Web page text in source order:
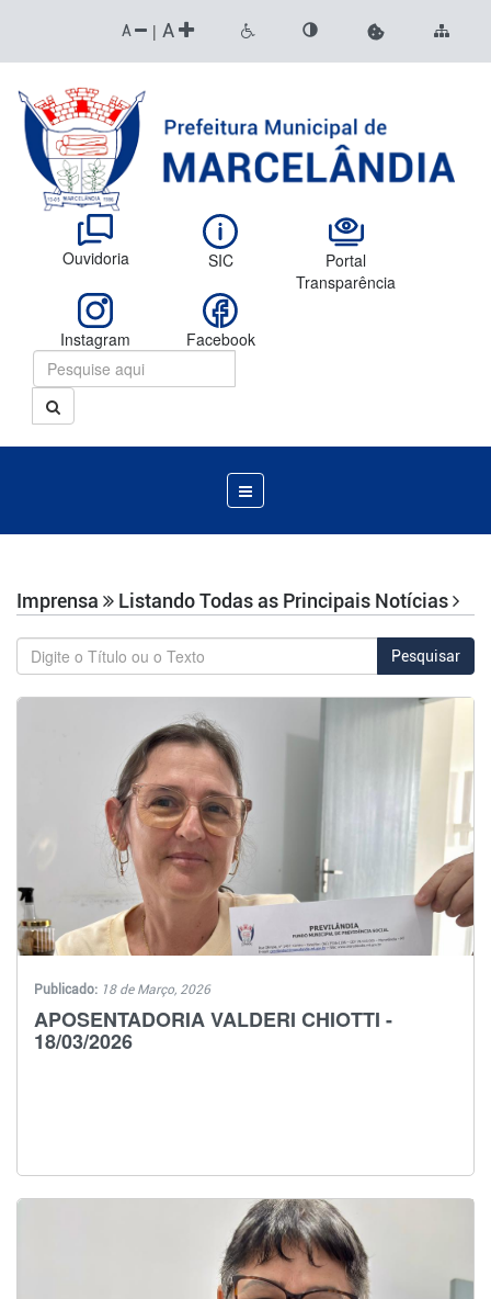
A | A
Ouvidoria SIC
Portal
Transparência
Instagram Facebook
Menu
de
Navegação
Imprensa Listando Todas as Principais Notícias
Pesquisar
Publicado: 18 de Março, 2026
APOSENTADORIA VALDERI CHIOTTI -
18/03/2026